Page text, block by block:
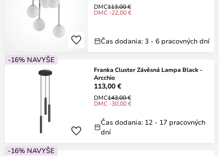
DMC113,00 €
DMC -22,00 €
Čas dodania: 3 - 6 pracovných dní
-16% NAVYŠE
Franka Cluster Závěsná Lampa Black -
Arcchio
113,00 €
DMC143,00 €
DMC -30,00 €
Čas dodania: 12 - 17 pracovných
dní
-16% NAVYŠE